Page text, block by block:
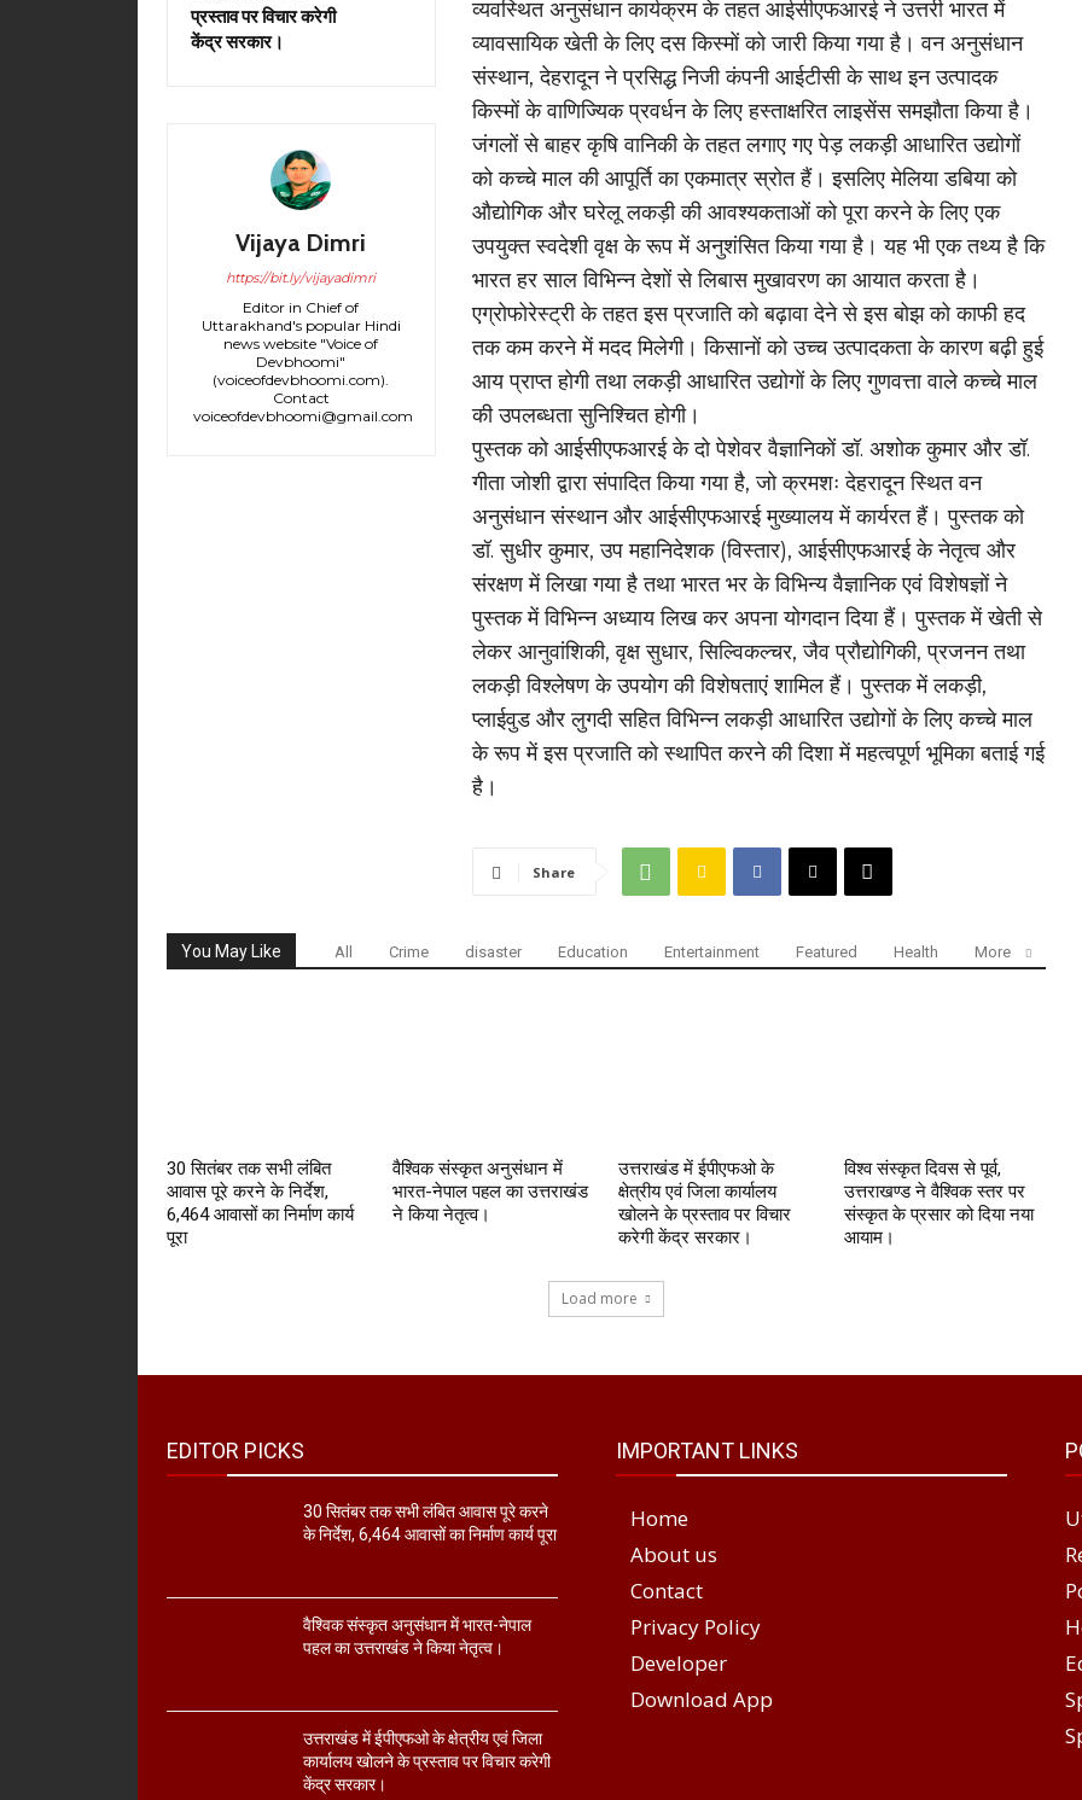
प्रस्ताव पर विचार करेगी
केंद्र सरकार।
Vijaya Dimri
https://bit.ly/vijayadimri
Editor in Chief of
Uttarakhand's popular Hindi
news website "Voice of
Devbhoomi"
(voiceofdevbhoomi.com).
Contact
voiceofdevbhoomi@gmail.com
व्यवस्थित अनुसंधान कार्यक्रम के तहत आईसीएफआरई ने उत्तरी भारत में
व्यावसायिक खेती के लिए दस किस्मों को जारी किया गया है। वन अनुसंधान
संस्थान, देहरादून ने प्रसिद्ध निजी कंपनी आईटीसी के साथ इन उत्पादक
किस्मों के वाणिज्यिक प्रवर्धन के लिए हस्ताक्षरित लाइसेंस समझौता किया है।
जंगलों से बाहर कृषि वानिकी के तहत लगाए गए पेड़ लकड़ी आधारित उद्योगों
को कच्चे माल की आपूर्ति का एकमात्र स्रोत हैं। इसलिए मेलिया डबिया को
औद्योगिक और घरेलू लकड़ी की आवश्यकताओं को पूरा करने के लिए एक
उपयुक्त स्वदेशी वृक्ष के रूप में अनुशंसित किया गया है। यह भी एक तथ्य है कि
भारत हर साल विभिन्न देशों से लिबास मुखावरण का आयात करता है।
एग्रोफोरेस्ट्री के तहत इस प्रजाति को बढ़ावा देने से इस बोझ को काफी हद
तक कम करने में मदद मिलेगी। किसानों को उच्च उत्पादकता के कारण बढ़ी हुई
आय प्राप्त होगी तथा लकड़ी आधारित उद्योगों के लिए गुणवत्ता वाले कच्चे माल
की उपलब्धता सुनिश्चित होगी।
पुस्तक को आईसीएफआरई के दो पेशेवर वैज्ञानिकों डॉ. अशोक कुमार और डॉ.
गीता जोशी द्वारा संपादित किया गया है, जो क्रमशः देहरादून स्थित वन
अनुसंधान संस्थान और आईसीएफआरई मुख्यालय में कार्यरत हैं। पुस्तक को
डॉ. सुधीर कुमार, उप महानिदेशक (विस्तार), आईसीएफआरई के नेतृत्व और
संरक्षण में लिखा गया है तथा भारत भर के विभिन्य वैज्ञानिक एवं विशेषज्ञों ने
पुस्तक में विभिन्न अध्याय लिख कर अपना योगदान दिया हैं। पुस्तक में खेती से
लेकर आनुवांशिकी, वृक्ष सुधार, सिल्विकल्चर, जैव प्रौद्योगिकी, प्रजनन तथा
लकड़ी विश्लेषण के उपयोग की विशेषताएं शामिल हैं। पुस्तक में लकड़ी,
प्लाईवुड और लुगदी सहित विभिन्न लकड़ी आधारित उद्योगों के लिए कच्चे माल
के रूप में इस प्रजाति को स्थापित करने की दिशा में महत्वपूर्ण भूमिका बताई गई
है।
Share
You May Like All Crime disaster Education Entertainment Featured Health More
30 सितंबर तक सभी लंबित
आवास पूरे करने के निर्देश,
6,464 आवासों का निर्माण कार्य
पूरा
वैश्विक संस्कृत अनुसंधान में
भारत-नेपाल पहल का उत्तराखंड
ने किया नेतृत्व।
उत्तराखंड में ईपीएफओ के
क्षेत्रीय एवं जिला कार्यालय
खोलने के प्रस्ताव पर विचार
करेगी केंद्र सरकार।
विश्व संस्कृत दिवस से पूर्व,
उत्तराखण्ड ने वैश्विक स्तर पर
संस्कृत के प्रसार को दिया नया
आयाम।
Load more
EDITOR PICKS
30 सितंबर तक सभी लंबित आवास पूरे करने
के निर्देश, 6,464 आवासों का निर्माण कार्य पूरा
वैश्विक संस्कृत अनुसंधान में भारत-नेपाल
पहल का उत्तराखंड ने किया नेतृत्व।
उत्तराखंड में ईपीएफओ के क्षेत्रीय एवं जिला
कार्यालय खोलने के प्रस्ताव पर विचार करेगी
केंद्र सरकार।
IMPORTANT LINKS
Home
About us
Contact
Privacy Policy
Developer
Download App